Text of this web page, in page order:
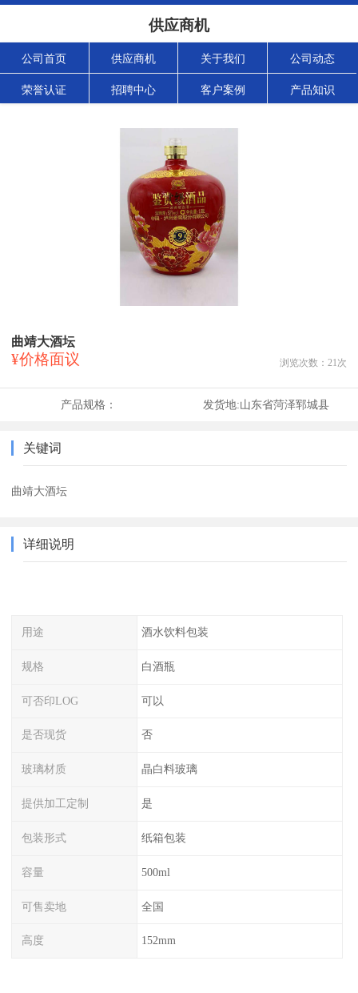
供应商机
公司首页 供应商机 关于我们 公司动态
荣誉认证 招聘中心 客户案例 产品知识
曲靖大酒坛
¥价格面议 浏览次数： 21次
产品规格： 发货地:山东省菏泽郓城县
关键词
曲靖大酒坛
详细说明
用途 酒水饮料包装
规格 白酒瓶
可否印LOG 可以
是否现货 否
玻璃材质 晶白料玻璃
提供加工定制 是
包装形式 纸箱包装
容量 500ml
可售卖地 全国
高度 152mm